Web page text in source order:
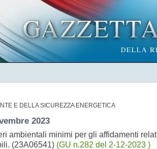
E DELLA SICUREZZA ENERGETICA
2023
ambientali minimi per gli affidamenti
(23A06541) (GU n.282 del 2-12-2023 )